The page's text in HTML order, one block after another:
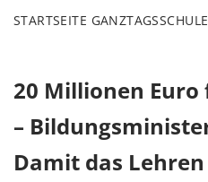
STARTSEITE GANZTAGSSCHULE
20 Millionen Euro
–
Damit das